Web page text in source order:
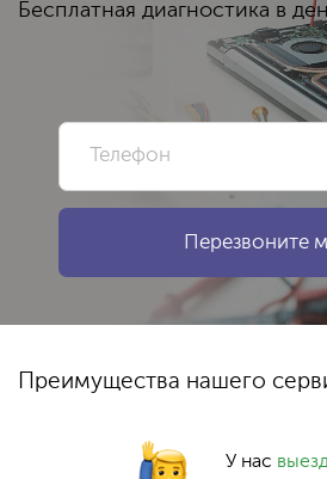
Бесплатная диагностика в
Преимущества нашего
У нас